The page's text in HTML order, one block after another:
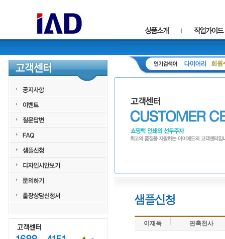
이재득 판촉천사